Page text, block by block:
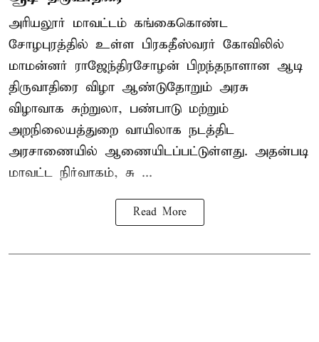
அரியலூர் மாவட்டம் கங்கைகொண்ட
சோழபுரத்தில் உள்ள பிரகதீஸ்வரர் கோவிலில்
மாமன்னர் ராஜேந்திரசோழன் பிறந்தநாளான ஆடி
திருவாதிரை விழா ஆண்டுதோறும் அரசு
விழாவாக சுற்றுலா, பண்பாடு மற்றும்
அறநிலையத்துறை வாயிலாக நடத்திட
அரசாணையில் ஆணையிடப்பட்டுள்ளது. அதன்படி
மாவட்ட நிர்வாகம், சு ...
Read More